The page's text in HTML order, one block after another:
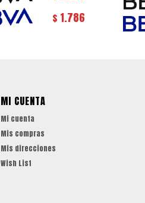
$ 1.786
MI CUENTA
Mi cuenta
Mis compras
Mis direcciones
Wish List